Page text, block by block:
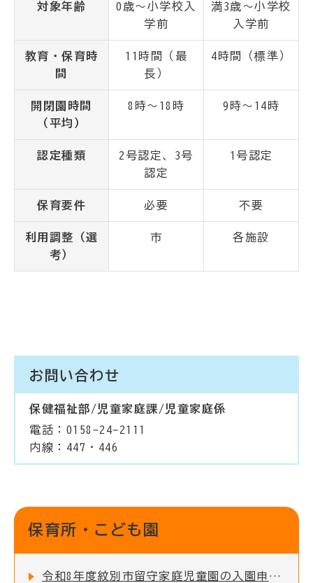
対象年齢
0歳～小学校入
学前
満3歳～小学校
入学前
教育・保育時
間
11時間（最
長）
4時間（標準）
開閉園時間
（平均）
8時～18時 9時～14時
認定種類
2号認定、3号
認定
1号認定
保育要件 必要 不要
利用調整（選
考）
市 各施設
お問い合わせ
保健福祉部/児童家庭課/児童家庭係
電話：0158-24-2111
内線：447・446
保育所・こども園
令和8年度紋別市留守家庭児童園の入園申込受付を開始しました！